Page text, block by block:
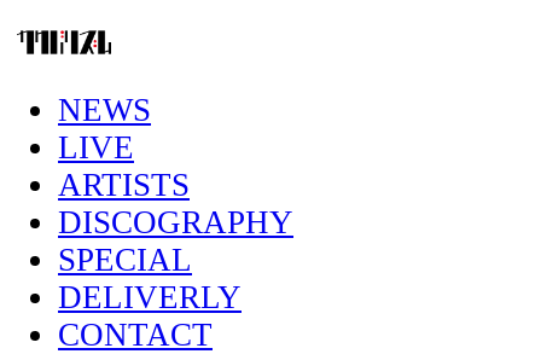
NEWS
LIVE
ARTISTS
DISCOGRAPHY
SPECIAL
DELIVERLY
CONTACT